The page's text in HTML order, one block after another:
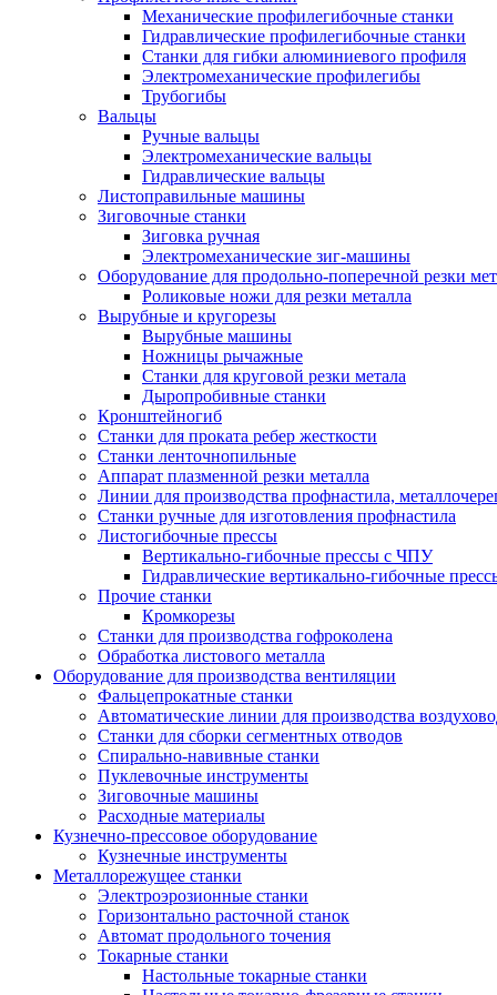
Механические профилегибочные станки
Гидравлические профилегибочные станки
Станки для гибки алюминиевого профиля
Электромеханические профилегибы
Трубогибы
Вальцы
Ручные вальцы
Электромеханические вальцы
Гидравлические вальцы
Листоправильные машины
Зиговочные станки
Зиговка ручная
Электромеханические зиг-машины
Оборудование для продольно-поперечной резки
Роликовые ножи для резки металла
Вырубные и кругорезы
Вырубные машины
Ножницы рычажные
Станки для круговой резки метала
Дыропробивные станки
Кронштейногиб
Станки для проката ребер жесткости
Станки ленточнопильные
Аппарат плазменной резки металла
Линии для производства профнастила,
Станки ручные для изготовления профнастила
Листогибочные прессы
Вертикально-гибочные прессы с ЧПУ
Гидравлические вертикально-гибочные
Прочие станки
Кромкорезы
Станки для производства гофроколена
Обработка листового металла
Оборудование для производства вентиляции
Фальцепрокатные станки
Автоматические линии для производства
Станки для сборки сегментных отводов
Спирально-навивные станки
Пуклевочные инструменты
Зиговочные машины
Расходные материалы
Кузнечно-прессовое оборудование
Кузнечные инструменты
Металлорежущее станки
Электроэрозионные станки
Горизонтально расточной станок
Автомат продольного точения
Токарные станки
Настольные токарные станки